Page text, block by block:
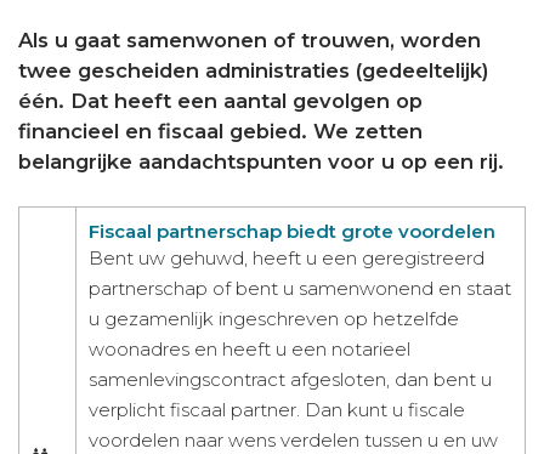
Als u gaat samenwonen of trouwen, worden
twee gescheiden administraties (gedeeltelijk)
één. Dat heeft een aantal gevolgen op
financieel en fiscaal gebied. We zetten
belangrijke aandachtspunten voor u op een rij.
Fiscaal partnerschap biedt grote voordelen
Bent uw gehuwd, heeft u een geregistreerd
partnerschap of bent u samenwonend en staat
u gezamenlijk ingeschreven op hetzelfde
woonadres en heeft u een notarieel
samenlevingscontract afgesloten, dan bent u
verplicht fiscaal partner. Dan kunt u fiscale
voordelen naar wens verdelen tussen u en uw